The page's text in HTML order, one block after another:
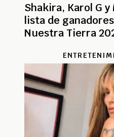
Shakira, Karol G
lista de
Nuestra Tierra